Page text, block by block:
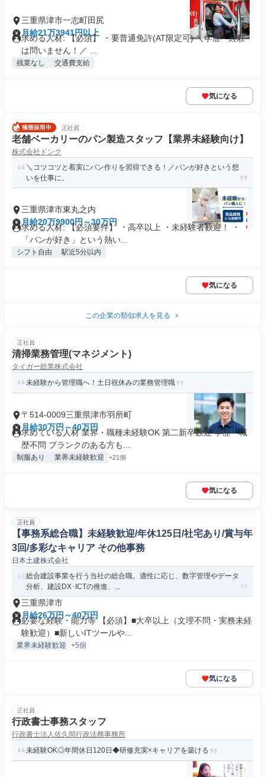
三重県津市一志町田尻
月給21万3941円以上
求める人材: 【必須】 ・要普通免許(AT限定可) ＼学歴・経験
は問いません！／ ...
残業なし 交通費支給
気になる
正社員
老舗ベーカリーのパン製造スタッフ【業界未経験向け】
株式会社ドンク
＼コツコツと着実にパン作りを習得できる！／パンが好きという想
いを仕事に。
三重県津市東丸之内
月給20万9900円～30万円
求める人材: 【必須要件】 ・高卒以上 ・未経験者歓迎！ ・
「パンが好き」という熱い...
シフト自由 駅近5分以内
気になる
この企業の類似求人を見る
正社員
清掃業務管理(マネジメント)
タイガー総業株式会社
未経験から管理職へ！土日祝休みの業務管理職
〒514-0009三重県津市羽所町
月給30万円～40万円
求めている人材 業界・職種未経験OK 第二新卒歓迎 学歴・職
歴不問 ブランクのある方も...
制服あり 業界未経験歓迎 +21個
気になる
正社員
【事務系総合職】未経験歓迎/年休125日/社宅あり/賞与年
3回/多彩なキャリア その他事務
日本土建株式会社
総合建設事業を行う当社の総合職。適性に応じ、数字管理やデータ
分析、建設DX･ICTの推進、...
三重県津市
月給26万円～40万円
必要な経験・能力等 【必須】■大卒以上（文理不問・実務未経
験歓迎）■新しいITツールや...
業界未経験歓迎 +5個
気になる
正社員
行政書士事務スタッフ
行政書士法人佐久間行政法務事務所
未経験OK◎年間休日120日◆研修充実×キャリアを築ける